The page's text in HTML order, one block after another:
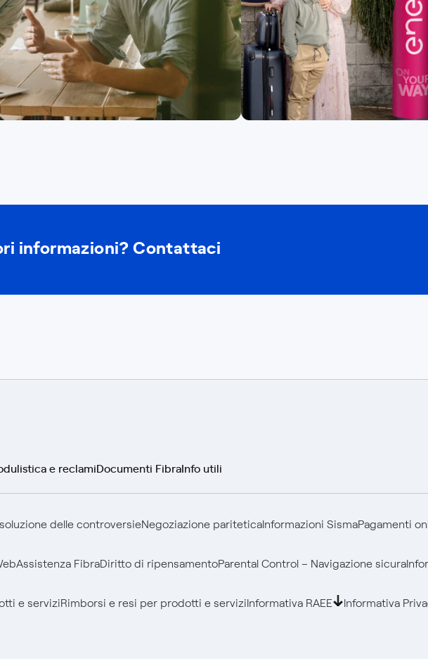
informazioni? Contattaci
e reclamiDocumenti FibraInfo utili
delle controversieNegoziazione pariteticaInformazioni SismaPagamenti
Assistenza FibraDiritto di ripensamentoParental Control – Navigazione sicura
e serviziRimborsi e resi per prodotti e serviziInformativa RAEE Informativa